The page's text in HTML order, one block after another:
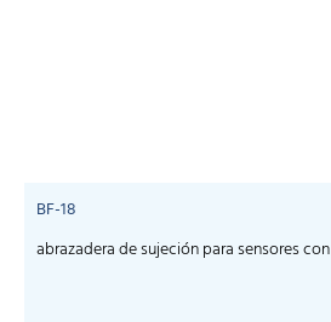
BF-18
abrazadera de sujeción para sensores